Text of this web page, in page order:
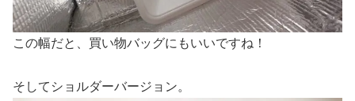
この幅だと、買い物バッグにもいいですね！
そしてショルダーバージョン。